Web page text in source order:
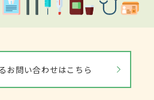
お問い合わせはこちら